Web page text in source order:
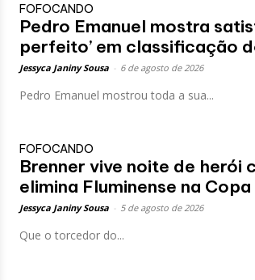
FOFOCANDO
Pedro Emanuel mostra
perfeito’ em classificação
Jessyca Janiny Sousa 6 de agosto de 2026
Pedro Emanuel mostrou toda a sua...
FOFOCANDO
Brenner vive noite de herói
elimina Fluminense na
Jessyca Janiny Sousa 5 de agosto de 2026
Que o torcedor do...